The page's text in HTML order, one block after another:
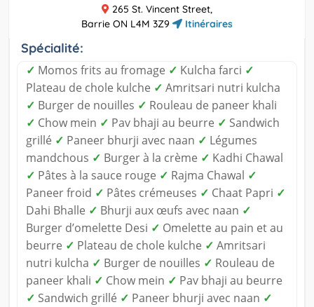
265 St. Vincent Street,
Barrie ON L4M 3Z9
Itinéraires
Spécialité:
✓ Momos frits au fromage ✓ Kulcha farci ✓
Plateau de chole kulche ✓ Amritsari nutri kulcha
✓ Burger de nouilles ✓ Rouleau de paneer khali
✓ Chow mein ✓ Pav bhaji au beurre ✓ Sandwich
grillé ✓ Paneer bhurji avec naan ✓ Légumes
mandchous ✓ Burger à la crème ✓ Kadhi Chawal
✓ Pâtes à la sauce rouge ✓ Rajma Chawal ✓
Paneer froid ✓ Pâtes crémeuses ✓ Chaat Papri ✓
Dahi Bhalle ✓ Bhurji aux œufs avec naan ✓
Burger d’omelette Desi ✓ Omelette au pain et au
beurre ✓ Plateau de chole kulche ✓ Amritsari
nutri kulcha ✓ Burger de nouilles ✓ Rouleau de
paneer khali ✓ Chow mein ✓ Pav bhaji au beurre
✓ Sandwich grillé ✓ Paneer bhurji avec naan ✓